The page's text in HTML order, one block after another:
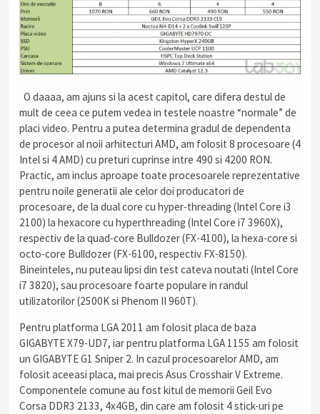
O daaaa, am ajuns si la acest capitol, care difera destul de
mult de ceea ce putem vedea in testele noastre “normale” de
placi video. Pentru a putea determina gradul de dependenta
de procesor al noii arhitecturi AMD, am folosit 8 procesoare (4
Intel si 4 AMD) cu preturi cuprinse intre 490 si 4200 RON.
Practic, am inclus aproape toate procesoarele reprezentative
pentru noile generatii ale celor doi producatori de
procesoare, de la dual core cu hyper-threading (Intel Core i3
2100) la hexacore cu hyperthreading (Intel Core i7 3960X),
respectiv de la quad-core Bulldozer (FX-4100), la hexa-core si
octo-core Bulldozer (FX-6100, respectiv FX-8150).
Bineinteles, nu puteau lipsi din test cateva noutati (Intel Core
i7 3820), sau procesoare foarte populare in randul
utilizatorilor (2500K si Phenom II 960T).
Pentru platforma LGA 2011 am folosit placa de baza
GIGABYTE X79-UD7, iar pentru platforma LGA 1155 am folosit
un GIGABYTE G1 Sniper 2. In cazul procesoarelor AMD, am
folosit aceeasi placa, mai precis Asus Crosshair V Extreme.
Componentele comune au fost kitul de memorii Geil Evo
Corsa DDR3 2133, 4x4GB, din care am folosit 4 stick-uri pe